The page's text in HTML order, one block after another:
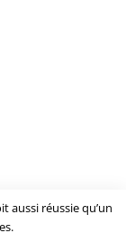
aussi réussie qu’un